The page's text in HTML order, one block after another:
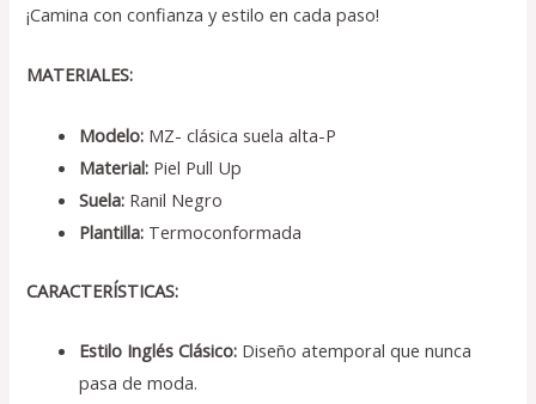
¡Camina con confianza y estilo en cada paso!
MATERIALES:
Modelo: MZ- clásica suela alta-P
Material: Piel Pull Up
Suela: Ranil Negro
Plantilla: Termoconformada
CARACTERÍSTICAS:
Estilo Inglés Clásico: Diseño atemporal que nunca
pasa de moda.